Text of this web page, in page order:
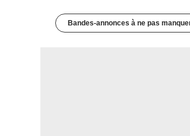
Bandes-annonces à ne pas